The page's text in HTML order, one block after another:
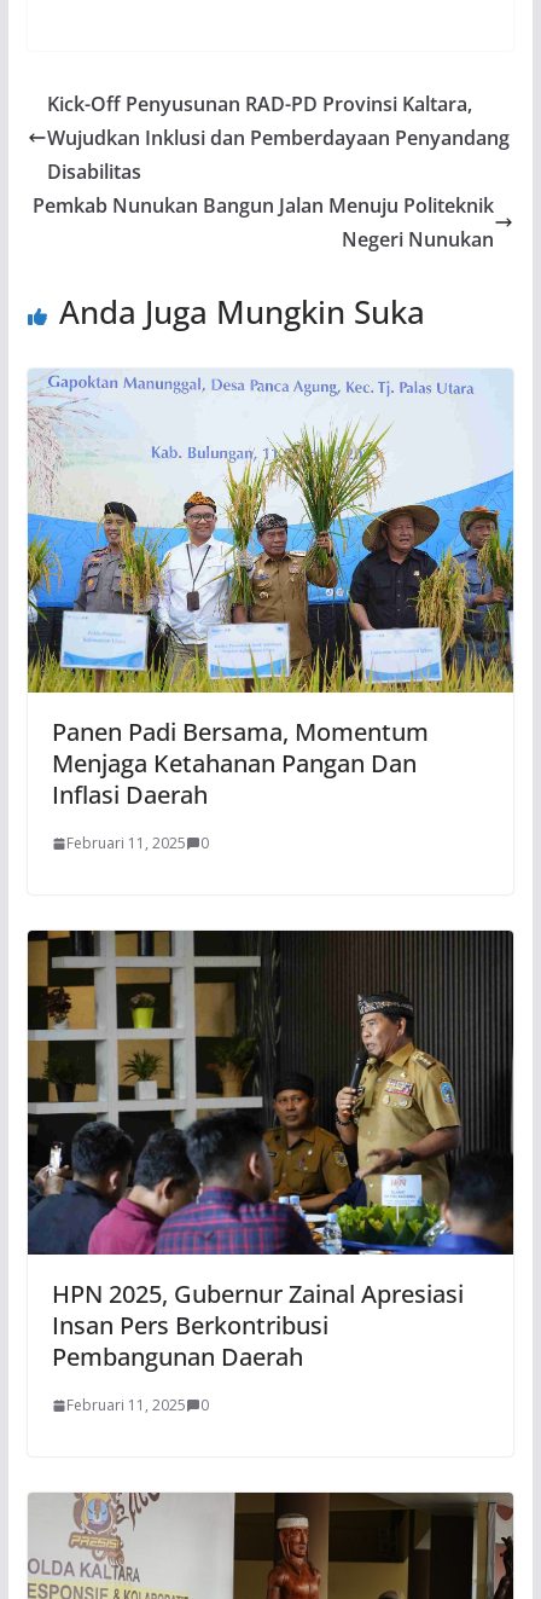
Kick-Off Penyusunan RAD-PD Provinsi Kaltara,
Wujudkan Inklusi dan Pemberdayaan Penyandang
Disabilitas
Pemkab Nunukan Bangun Jalan Menuju Politeknik
Negeri Nunukan
Anda Juga Mungkin Suka
Panen Padi Bersama, Momentum
Menjaga Ketahanan Pangan Dan
Inflasi Daerah
Februari 11, 2025 0
HPN 2025, Gubernur Zainal Apresiasi
Insan Pers Berkontribusi
Pembangunan Daerah
Februari 11, 2025 0